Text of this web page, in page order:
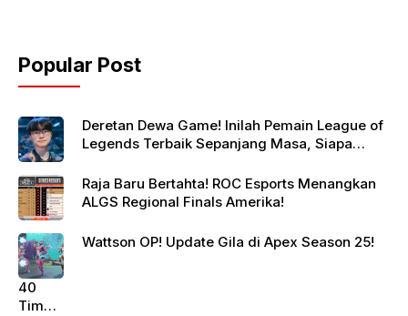
Popular Post
Deretan Dewa Game! Inilah Pemain League of
Legends Terbaik Sepanjang Masa, Siapa
Raja Baru Bertahta! ROC Esports Menangkan
ALGS Regional Finals Amerika!
Wattson OP! Update Gila di Apex Season 25!
40
Tim